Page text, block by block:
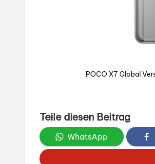
POCO X7 Global
Teile diesen Beitrag
WhatsApp